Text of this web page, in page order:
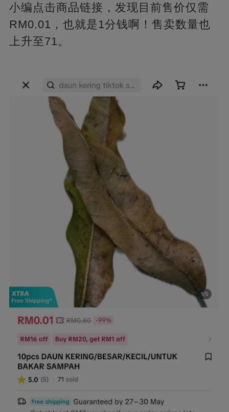
小编点击商品链接，发现目前售价仅需
RM0.01，也就是1分钱啊！售卖数量也
上升至71。